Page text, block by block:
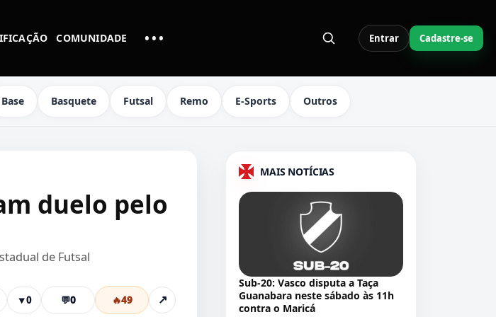
COMUNIDADE •••MAIS LINKS DO MENU Entrar Cadastre-se
Base Basquete Futsal Remo E-Sports Outros
duelo pelo
de Futsal
▼0 💬0 🔥49 ↗
MAIS NOTÍCIAS
Sub-20: Vasco disputa a Taça
Guanabara neste sábado às 11h
contra o Maricá